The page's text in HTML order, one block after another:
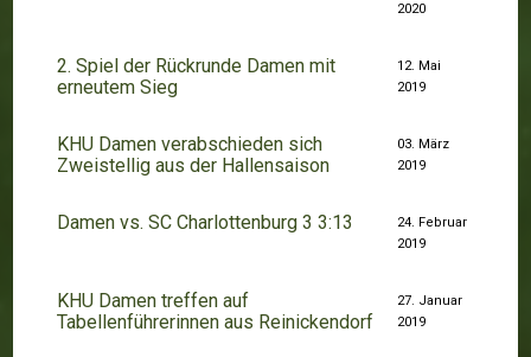
2020
2. Spiel der Rückrunde Damen mit
erneutem Sieg
12. Mai
2019
KHU Damen verabschieden sich
Zweistellig aus der Hallensaison
03. März
2019
Damen vs. SC Charlottenburg 3 3:13
24. Februar
2019
KHU Damen treffen auf
Tabellenführerinnen aus Reinickendorf
27. Januar
2019